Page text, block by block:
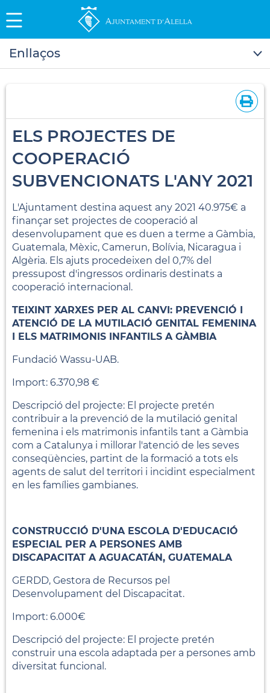
Enllaços
ELS PROJECTES DE
COOPERACIÓ
SUBVENCIONATS L'ANY 2021
L'Ajuntament destina aquest any 2021 40.975€ a
finançar set projectes de cooperació al
desenvolupament que es duen a terme a Gàmbia,
Guatemala, Mèxic, Camerun, Bolívia, Nicaragua i
Algèria. Els ajuts procedeixen del 0,7% del
pressupost d'ingressos ordinaris destinats a
cooperació internacional.
TEIXINT XARXES PER AL CANVI: PREVENCIÓ I
ATENCIÓ DE LA MUTILACIÓ GENITAL FEMENINA
I ELS MATRIMONIS INFANTILS A GÀMBIA
Fundació Wassu-UAB.
Import: 6.370,98 €
Descripció del projecte: El projecte pretén
contribuir a la prevenció de la mutilació genital
femenina i els matrimonis infantils tant a Gàmbia
com a Catalunya i millorar l'atenció de les seves
conseqüències, partint de la formació a tots els
agents de salut del territori i incidint especialment
en les famílies gambianes.
CONSTRUCCIÓ D'UNA ESCOLA D'EDUCACIÓ
ESPECIAL PER A PERSONES AMB
DISCAPACITAT A AGUACATÁN, GUATEMALA
GERDD, Gestora de Recursos pel
Desenvolupament del Discapacitat.
Import: 6.000€
Descripció del projecte: El projecte pretén
construir una escola adaptada per a persones amb
diversitat funcional.